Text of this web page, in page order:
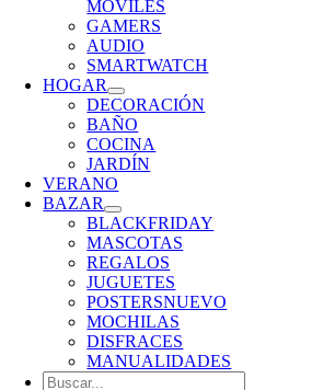
MÓVILES
GAMERS
AUDIO
SMARTWATCH
HOGAR
DECORACIÓN
BAÑO
COCINA
JARDÍN
VERANO
BAZAR
BLACKFRIDAY
MASCOTAS
REGALOS
JUGUETES
POSTERSNUEVO
MOCHILAS
DISFRACES
MANUALIDADES
Buscar: